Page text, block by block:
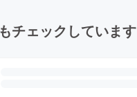
チェックしています